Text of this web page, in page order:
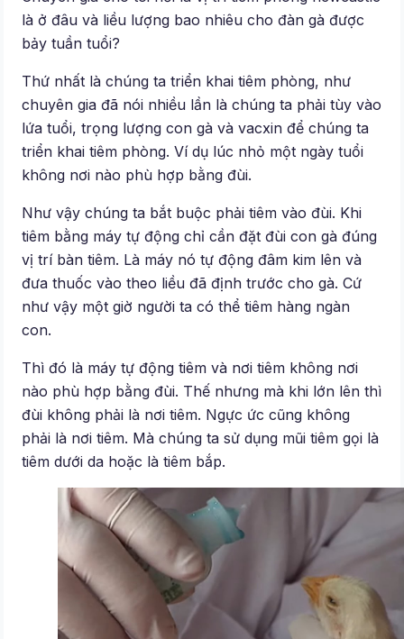
là ở đâu và liều lượng bao nhiêu cho đàn gà được
bảy tuần tuổi?
Thứ nhất là chúng ta triển khai tiêm phòng, như
chuyên gia đã nói nhiều lần là chúng ta phải tùy vào
lứa tuổi, trọng lượng con gà và vacxin để chúng ta
triển khai tiêm phòng. Ví dụ lúc nhỏ một ngày tuổi
không nơi nào phù hợp bằng đùi.
Như vậy chúng ta bắt buộc phải tiêm vào đùi. Khi
tiêm bằng máy tự động chỉ cần đặt đùi con gà đúng
vị trí bàn tiêm. Là máy nó tự động đâm kim lên và
đưa thuốc vào theo liều đã định trước cho gà. Cứ
như vậy một giờ người ta có thể tiêm hàng ngàn
con.
Thì đó là máy tự động tiêm và nơi tiêm không nơi
nào phù hợp bằng đùi. Thế nhưng mà khi lớn lên thì
đùi không phải là nơi tiêm. Ngực ức cũng không
phải là nơi tiêm. Mà chúng ta sử dụng mũi tiêm gọi là
tiêm dưới da hoặc là tiêm bắp.